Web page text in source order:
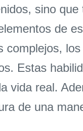
sino
de
Estas
vida real.
de una